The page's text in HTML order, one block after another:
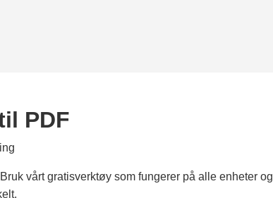
PDF
vårt gratisverktøy som fungerer på alle enheter og